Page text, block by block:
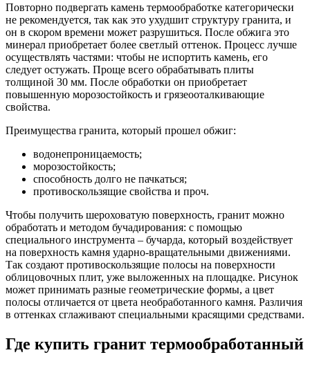
Повторно подвергать камень термообработке категорически
не рекомендуется, так как это ухудшит структуру гранита, и
он в скором времени может разрушиться. После обжига это
минерал приобретает более светлый оттенок. Процесс лучше
осуществлять частями: чтобы не испортить камень, его
следует остужать. Проще всего обрабатывать плиты
толщиной 30 мм. После обработки он приобретает
повышенную морозостойкость и грязеооталкивающие
свойства.
Преимущества гранита, который прошел обжиг:
водонепроницаемость;
морозостойкость;
способность долго не пачкаться;
противоскользящие свойства и проч.
Чтобы получить шероховатую поверхность, гранит можно
обработать и методом бучадирования: с помощью
специального инструмента – бучарда, который воздействует
на поверхность камня ударно-вращательными движениями.
Так создают противоскользящие полосы на поверхности
облицовочных плит, уже выложенных на площадке. Рисунок
может принимать разные геометрические формы, а цвет
полосы отличается от цвета необработанного камня. Различия
в оттенках сглаживают специальными красящими средствами.
Где купить гранит термообработанный